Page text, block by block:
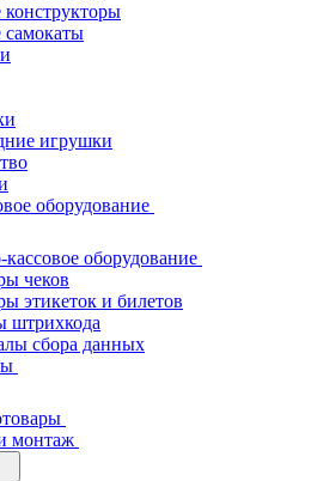
конструкторы
самокаты
игрушки
оборудование
кассовое оборудование
чеков
этикеток и билетов
штрихкода
сбора данных
монтаж